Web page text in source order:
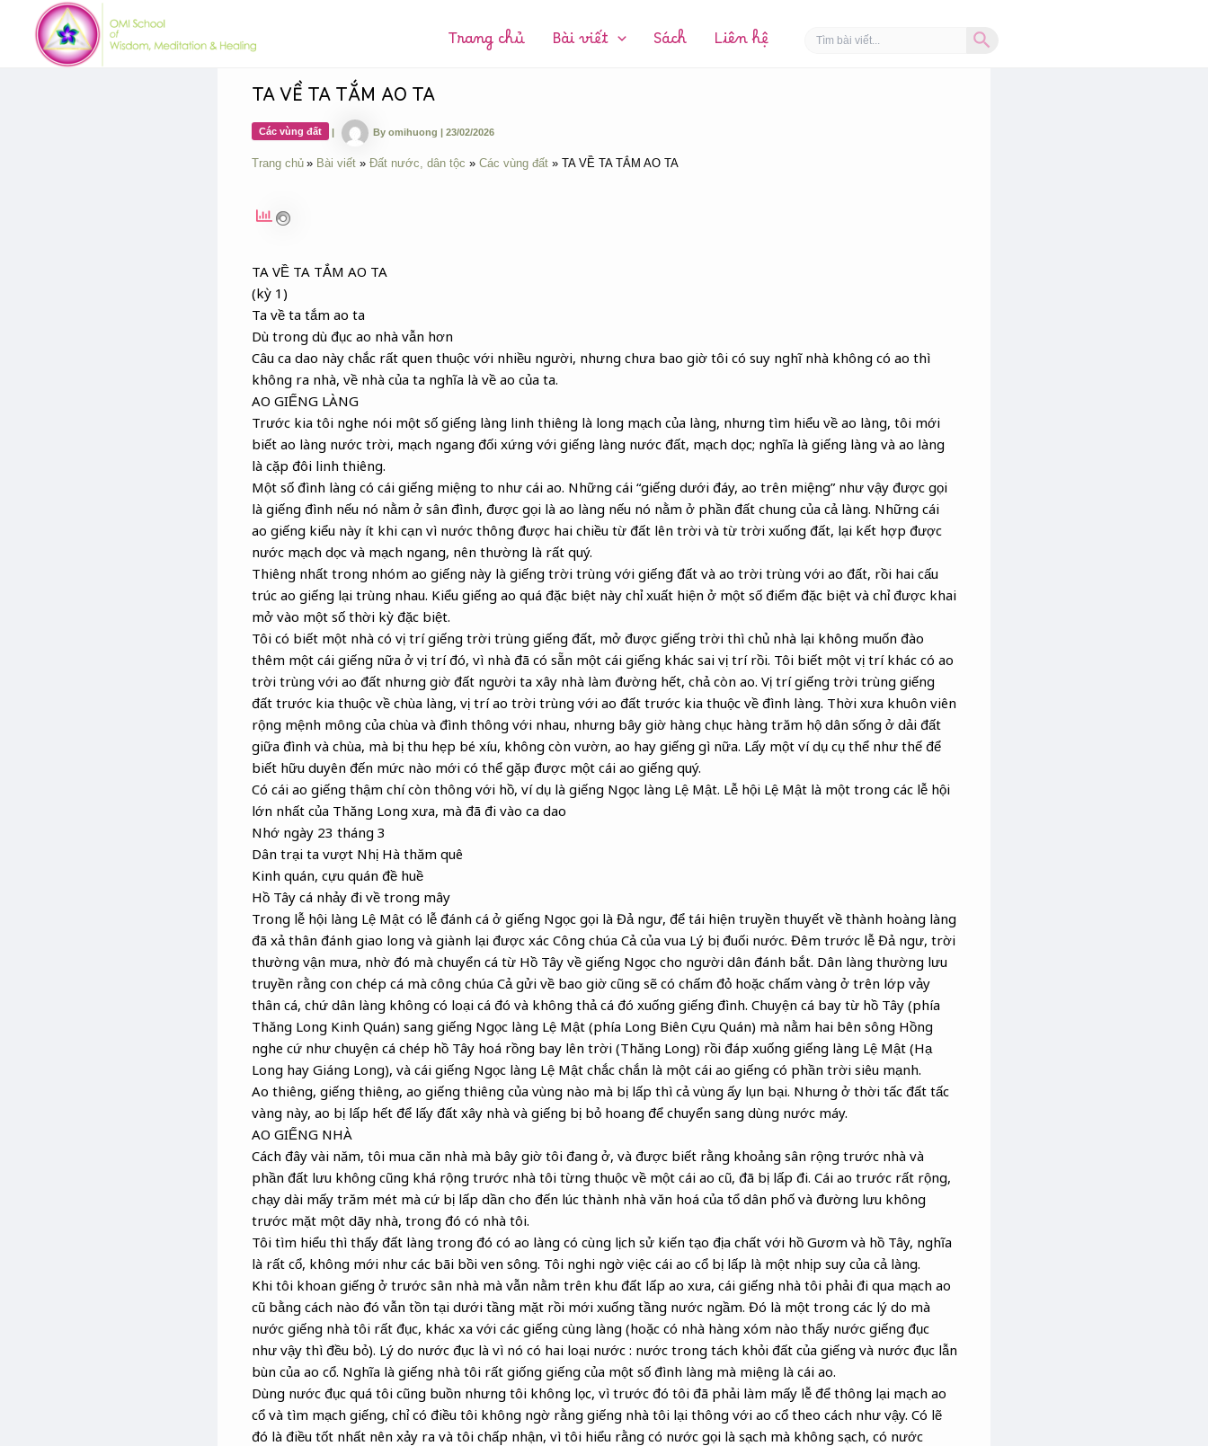
content
Trang chủ Bài viết Sách Liên hệ Search
for:
TA VỀ TA TẮM AO TA
Các vùng đất | By omihuong | 23/02/2026
Trang chủ Bài viết Đất nước, dân tộc Các vùng đất TA VỀ TA TẮM AO TA
TA VỀ TA TẮM AO TA
(kỳ 1)
Ta về ta tắm ao ta
Dù trong dù đục ao nhà vẫn hơn
Câu ca dao này chắc rất quen thuộc với nhiều người, nhưng chưa bao giờ tôi có suy nghĩ nhà không có ao thì
không ra nhà, về nhà của ta nghĩa là về ao của ta.
AO GIẾNG LÀNG
Trước kia tôi nghe nói một số giếng làng linh thiêng là long mạch của làng, nhưng tìm hiểu về ao làng, tôi mới
biết ao làng nước trời, mạch ngang đối xứng với giếng làng nước đất, mạch dọc; nghĩa là giếng làng và ao làng
là cặp đôi linh thiêng.
Một số đình làng có cái giếng miệng to như cái ao. Những cái “giếng dưới đáy, ao trên miệng” như vậy được gọi
là giếng đình nếu nó nằm ở sân đình, được gọi là ao làng nếu nó nằm ở phần đất chung của cả làng. Những cái
ao giếng kiểu này ít khi cạn vì nước thông được hai chiều từ đất lên trời và từ trời xuống đất, lại kết hợp được
nước mạch dọc và mạch ngang, nên thường là rất quý.
Thiêng nhất trong nhóm ao giếng này là giếng trời trùng với giếng đất và ao trời trùng với ao đất, rồi hai cấu
trúc ao giếng lại trùng nhau. Kiểu giếng ao quá đặc biệt này chỉ xuất hiện ở một số điểm đặc biệt và chỉ được khai
mở vào một số thời kỳ đặc biệt.
Tôi có biết một nhà có vị trí giếng trời trùng giếng đất, mở được giếng trời thì chủ nhà lại không muốn đào
thêm một cái giếng nữa ở vị trí đó, vì nhà đã có sẵn một cái giếng khác sai vị trí rồi. Tôi biết một vị trí khác có ao
trời trùng với ao đất nhưng giờ đất người ta xây nhà làm đường hết, chả còn ao. Vị trí giếng trời trùng giếng
đất trước kia thuộc về chùa làng, vị trí ao trời trùng với ao đất trước kia thuộc về đình làng. Thời xưa khuôn viên
rộng mệnh mông của chùa và đình thông với nhau, nhưng bây giờ hàng chục hàng trăm hộ dân sống ở dải đất
giữa đình và chùa, mà bị thu hẹp bé xíu, không còn vườn, ao hay giếng gì nữa. Lấy một ví dụ cụ thể như thế để
biết hữu duyên đến mức nào mới có thể gặp được một cái ao giếng quý.
Có cái ao giếng thậm chí còn thông với hồ, ví dụ là giếng Ngọc làng Lệ Mật. Lễ hội Lệ Mật là một trong các lễ hội
lớn nhất của Thăng Long xưa, mà đã đi vào ca dao
Nhớ ngày 23 tháng 3
Dân trại ta vượt Nhị Hà thăm quê
Kinh quán, cựu quán đề huề
Hồ Tây cá nhảy đi về trong mây
Trong lễ hội làng Lệ Mật có lễ đánh cá ở giếng Ngọc gọi là Đả ngư, để tái hiện truyền thuyết về thành hoàng làng
đã xả thân đánh giao long và giành lại được xác Công chúa Cả của vua Lý bị đuối nước. Đêm trước lễ Đả ngư, trời
thường vận mưa, nhờ đó mà chuyển cá từ Hồ Tây về giếng Ngọc cho người dân đánh bắt. Dân làng thường lưu
truyền rằng con chép cá mà công chúa Cả gửi về bao giờ cũng sẽ có chấm đỏ hoặc chấm vàng ở trên lớp vảy
thân cá, chứ dân làng không có loại cá đó và không thả cá đó xuống giếng đình. Chuyện cá bay từ hồ Tây (phía
Thăng Long Kinh Quán) sang giếng Ngọc làng Lệ Mật (phía Long Biên Cựu Quán) mà nằm hai bên sông Hồng
nghe cứ như chuyện cá chép hồ Tây hoá rồng bay lên trời (Thăng Long) rồi đáp xuống giếng làng Lệ Mật (Hạ
Long hay Giáng Long), và cái giếng Ngọc làng Lệ Mật chắc chắn là một cái ao giếng có phần trời siêu mạnh.
Ao thiêng, giếng thiêng, ao giếng thiêng của vùng nào mà bị lấp thì cả vùng ấy lụn bại. Nhưng ở thời tấc đất tấc
vàng này, ao bị lấp hết để lấy đất xây nhà và giếng bị bỏ hoang để chuyển sang dùng nước máy.
AO GIẾNG NHÀ
Cách đây vài năm, tôi mua căn nhà mà bây giờ tôi đang ở, và được biết rằng khoảng sân rộng trước nhà và
phần đất lưu không cũng khá rộng trước nhà tôi từng thuộc về một cái ao cũ, đã bị lấp đi. Cái ao trước rất rộng,
chạy dài mấy trăm mét mà cứ bị lấp dần cho đến lúc thành nhà văn hoá của tổ dân phố và đường lưu không
trước mặt một dãy nhà, trong đó có nhà tôi.
Tôi tìm hiểu thì thấy đất làng trong đó có ao làng có cùng lịch sử kiến tạo địa chất với hồ Gươm và hồ Tây, nghĩa
là rất cổ, không mới như các bãi bồi ven sông. Tôi nghi ngờ việc cái ao cổ bị lấp là một nhịp suy của cả làng.
Khi tôi khoan giếng ở trước sân nhà mà vẫn nằm trên khu đất lấp ao xưa, cái giếng nhà tôi phải đi qua mạch ao
cũ bằng cách nào đó vẫn tồn tại dưới tầng mặt rồi mới xuống tầng nước ngầm. Đó là một trong các lý do mà
nước giếng nhà tôi rất đục, khác xa với các giếng cùng làng (hoặc có nhà hàng xóm nào thấy nước giếng đục
như vậy thì đều bỏ). Lý do nước đục là vì nó có hai loại nước : nước trong tách khỏi đất của giếng và nước đục lẫn
bùn của ao cổ. Nghĩa là giếng nhà tôi rất giống giếng của một số đình làng mà miệng là cái ao.
Dùng nước đục quá tôi cũng buồn nhưng tôi không lọc, vì trước đó tôi đã phải làm mấy lễ để thông lại mạch ao
cổ và tìm mạch giếng, chỉ có điều tôi không ngờ rằng giếng nhà tôi lại thông với ao cổ theo cách như vậy. Có lẽ
đó là điều tốt nhất nên xảy ra và tôi chấp nhận, vì tôi hiểu rằng có nước gọi là sạch mà không sạch, có nước